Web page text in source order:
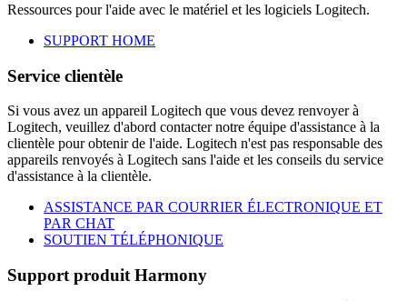
Ressources pour l'aide avec le matériel et les logiciels Logitech.
SUPPORT HOME
Service clientèle
Si vous avez un appareil Logitech que vous devez renvoyer à
Logitech, veuillez d'abord contacter notre équipe d'assistance à la
clientèle pour obtenir de l'aide. Logitech n'est pas responsable des
appareils renvoyés à Logitech sans l'aide et les conseils du service
d'assistance à la clientèle.
ASSISTANCE PAR COURRIER ÉLECTRONIQUE ET
PAR CHAT
SOUTIEN TÉLÉPHONIQUE
Support produit Harmony